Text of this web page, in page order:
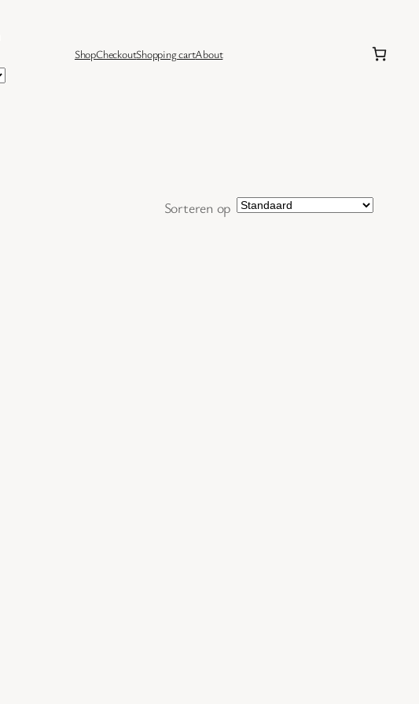
ShopCheckoutShopping cartAbout
Sorteren op